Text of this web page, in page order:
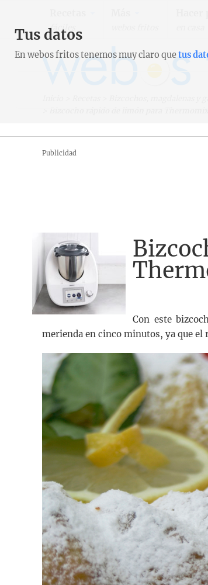
fáciles
Publicidad
Con este
merienda en cinco minutos, ya que el
Tus datos
En webos fritos tenemos muy claro quetus